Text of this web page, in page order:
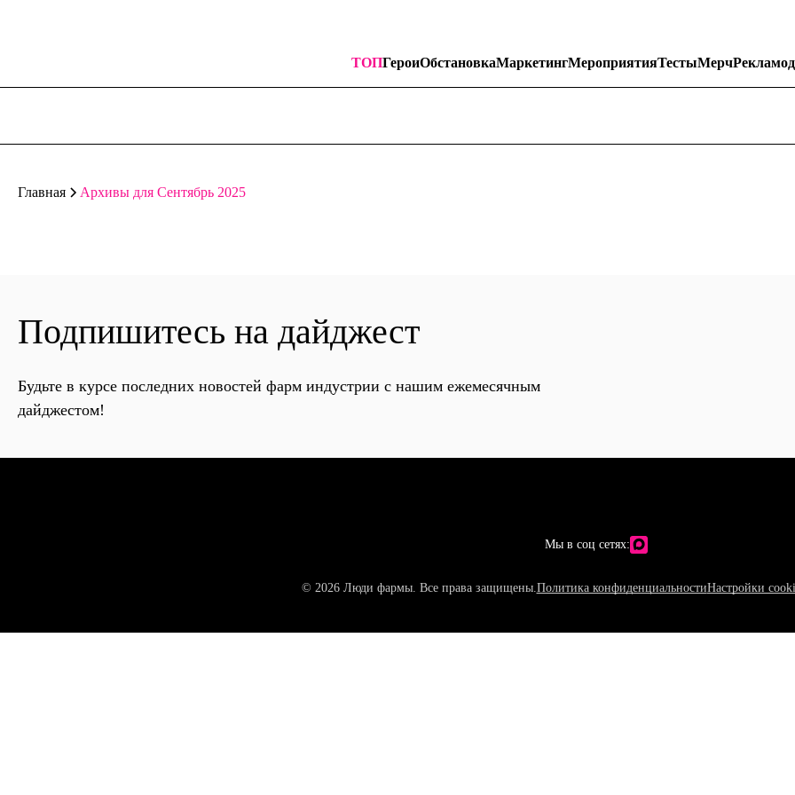
ТОПГероиОбстановкаМаркетингМероприятияТестыМерч
Главная Архивы для Сентябрь 2025
Подпишитесь на дайджест
Будьте в курсе последних новостей фарм индустрии с нашим ежемесячным
дайджестом!
Мы в соц сетях:
© 2026 Люди фармы. Все права защищены.Политика конфиденциальностиНастройки